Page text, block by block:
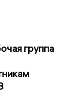
группа